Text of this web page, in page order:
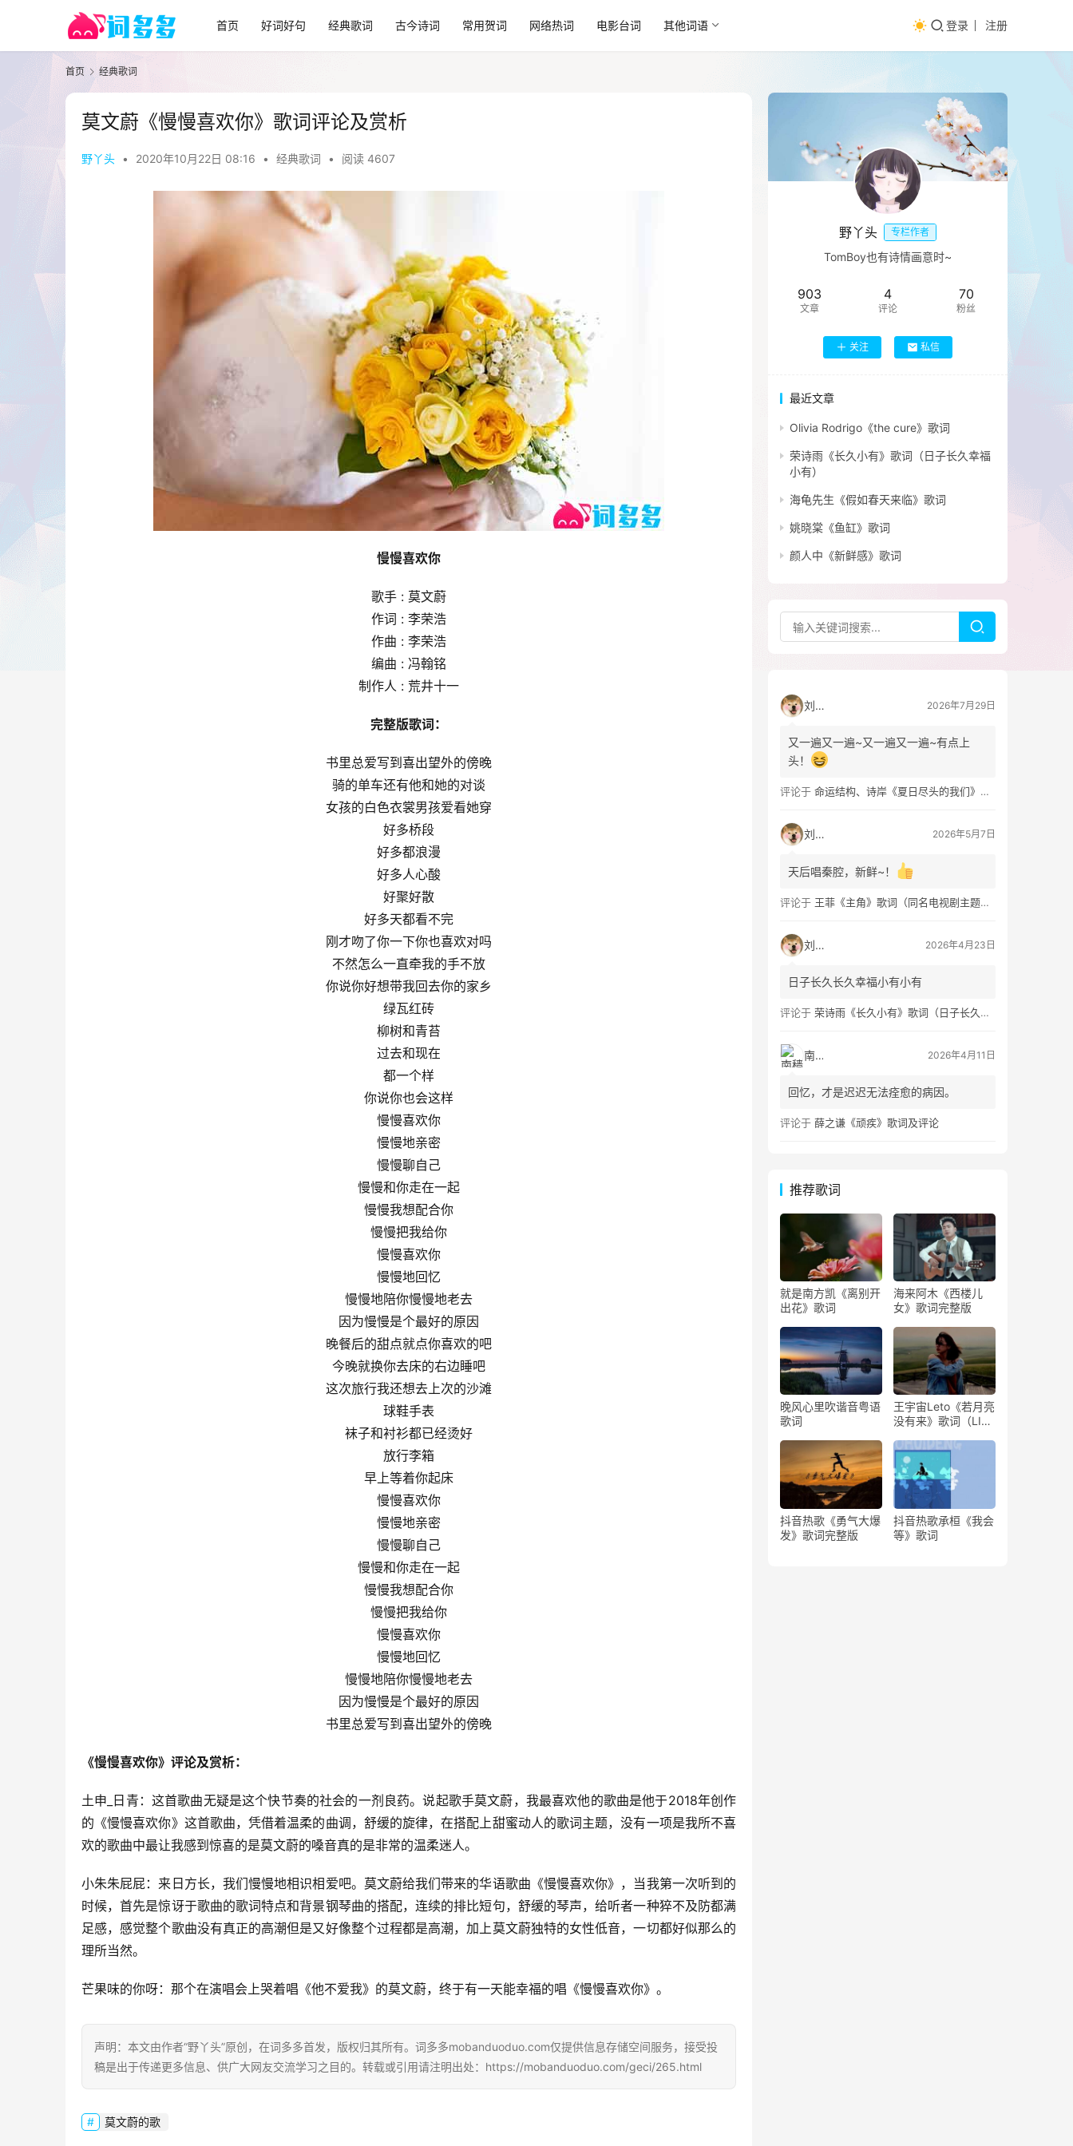
首页 好词好句 经典歌词 古今诗词 常用贺词 网络热词 电影台词 其他词语 登录 注册
首页 经典歌词
莫文蔚《慢慢喜欢你》歌词评论及赏析
野丫头 • 2020年10月22日 08:16 • 经典歌词 • 阅读 4607
慢慢喜欢你
歌手 : 莫文蔚
作词 : 李荣浩
作曲 : 李荣浩
编曲 : 冯翰铭
制作人 : 荒井十一
完整版歌词：
书里总爱写到喜出望外的傍晚
骑的单车还有他和她的对谈
女孩的白色衣裳男孩爱看她穿
好多桥段
好多都浪漫
好多人心酸
好聚好散
好多天都看不完
刚才吻了你一下你也喜欢对吗
不然怎么一直牵我的手不放
你说你好想带我回去你的家乡
绿瓦红砖
柳树和青苔
过去和现在
都一个样
你说你也会这样
慢慢喜欢你
慢慢地亲密
慢慢聊自己
慢慢和你走在一起
慢慢我想配合你
慢慢把我给你
慢慢喜欢你
慢慢地回忆
慢慢地陪你慢慢地老去
因为慢慢是个最好的原因
晚餐后的甜点就点你喜欢的吧
今晚就换你去床的右边睡吧
这次旅行我还想去上次的沙滩
球鞋手表
袜子和衬衫都已经烫好
放行李箱
早上等着你起床
慢慢喜欢你
慢慢地亲密
慢慢聊自己
慢慢和你走在一起
慢慢我想配合你
慢慢把我给你
慢慢喜欢你
慢慢地回忆
慢慢地陪你慢慢地老去
因为慢慢是个最好的原因
书里总爱写到喜出望外的傍晚
《慢慢喜欢你》评论及赏析：
土申_日青：这首歌曲无疑是这个快节奏的社会的一剂良药。说起歌手莫文蔚，我最喜欢他的歌曲是他于2018年创作
的《慢慢喜欢你》这首歌曲，凭借着温柔的曲调，舒缓的旋律，在搭配上甜蜜动人的歌词主题，没有一项是我所不喜
欢的歌曲中最让我感到惊喜的是莫文蔚的嗓音真的是非常的温柔迷人。
小朱朱屁屁：来日方长，我们慢慢地相识相爱吧。莫文蔚给我们带来的华语歌曲《慢慢喜欢你》，当我第一次听到的
时候，首先是惊讶于歌曲的歌词特点和背景钢琴曲的搭配，连续的排比短句，舒缓的琴声，给听者一种猝不及防都满
足感，感觉整个歌曲没有真正的高潮但是又好像整个过程都是高潮，加上莫文蔚独特的女性低音，一切都好似那么的
理所当然。
芒果味的你呀：那个在演唱会上哭着唱《他不爱我》的莫文蔚，终于有一天能幸福的唱《慢慢喜欢你》。
声明：本文由作者“野丫头”原创，在词多多首发，版权归其所有。词多多mobanduoduo.com仅提供信息存储空间服务，接受投
稿是出于传递更多信息、供广大网友交流学习之目的。转载或引用请注明出处：https://mobanduoduo.com/geci/265.html
莫文蔚的歌
野丫头 专栏作者
TomBoy也有诗情画意时~
903
文章
4
评论
70
粉丝
关注 私信
最近文章
Olivia Rodrigo《the cure》歌词
荣诗雨《长久小有》歌词（日子长久幸福
小有）
海龟先生《假如春天来临》歌词
姚晓棠《鱼缸》歌词
颜人中《新鲜感》歌词
刘看山 2026年7月29日
又一遍又一遍~又一遍又一遍~有点上
头！
评论于 命运结构、诗岸《夏日尽头的我们》歌词及钢琴谱免费获取
刘看山 2026年5月7日
天后唱秦腔，新鲜~！
评论于 王菲《主角》歌词（同名电视剧主题曲）
刘看山 2026年4月23日
日子长久长久幸福小有小有
评论于 荣诗雨《长久小有》歌词（日子长久幸福小有）
南穑 2026年4月11日
回忆，才是迟迟无法痊愈的病因。
评论于 薛之谦《顽疾》歌词及评论
推荐歌词
就是南方凯《离别开
出花》歌词
海来阿木《西楼儿
女》歌词完整版
晚风心里吹谐音粤语
歌词
王宇宙Leto《若月亮
没有来》歌词（LIVE
抖音热歌《勇气大爆
发》歌词完整版
抖音热歌承桓《我会
等》歌词